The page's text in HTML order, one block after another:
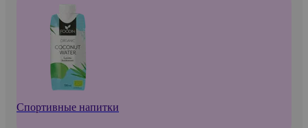
Спортивные напитки